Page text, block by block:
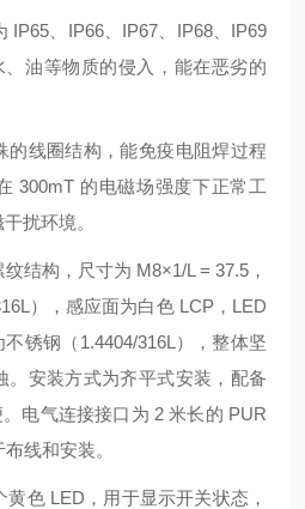
IP65、IP66、IP67、IP68、IP69
油等物质的侵入，能在恶劣的
的线圈结构，能免疫电阻焊过程
300mT 的电磁场强度下正常工
扰环境。
结构，尺寸为 M8×1/L = 37.5，
），感应面为白色 LCP，LED
锈钢（1.4404/316L），整体坚
。安装方式为齐平式安装，配备
电气连接接口为 2 米长的 PUR
线和安装。
色 LED，用于显示开关状态，